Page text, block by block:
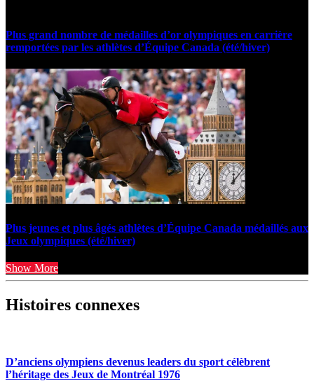
Plus grand nombre de médailles d’or olympiques en carrière
remportées par les athlètes d’Équipe Canada (été/hiver)
Plus jeunes et plus âgés athlètes d’Équipe Canada médaillés aux
Jeux olympiques (été/hiver)
Show More
Histoires connexes
D’anciens olympiens devenus leaders du sport célèbrent
l’héritage des Jeux de Montréal 1976